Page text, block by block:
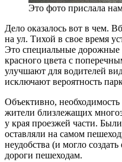
Это фото прислала
Дело оказалось вот в чем.
на ул. Тихой в свое время
Это специальные дорожные
красного цвета с
улучшают для водителей
исключают вероятность
Объективно,
жители близлежащих
у края проезжей части.
оставляли на самом
неудобства (и могло
дороги пешеходам.